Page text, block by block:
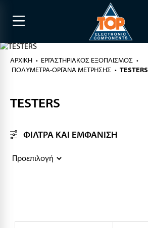
ΑΡΧΙΚΉ
ΕΡΓΑΣΤΗΡΙΑΚΟΣ ΕΞΟΠΛΙΣΜΟΣ
ΠΟΛΥΜΕΤΡΑ-ΟΡΓΑΝΑ ΜΕΤΡΗΣΗΣ
TESTERS
TESTERS
ΦΙΛΤΡΑ ΚΑΙ ΕΜΦΑΝΙΣΗ